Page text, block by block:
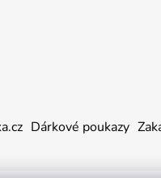
Dárkové poukazy